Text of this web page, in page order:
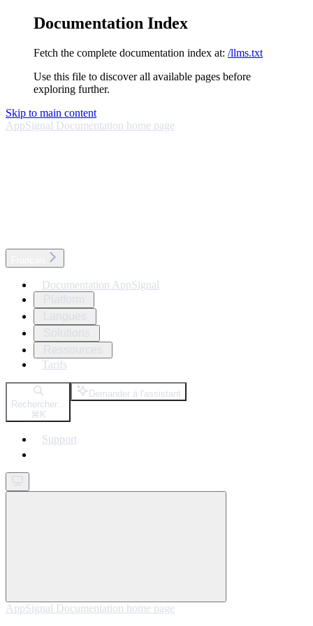
Documentation Index
Fetch the complete documentation index at: /llms.txt
Use this file to discover all available pages before
exploring further.
Skip to main content
AppSignal Documentation home page
Documentation AppSignal
Tarifs
Rechercher...
⌘ K
Demander à l'assistant
Support
AppSignal Documentation home page